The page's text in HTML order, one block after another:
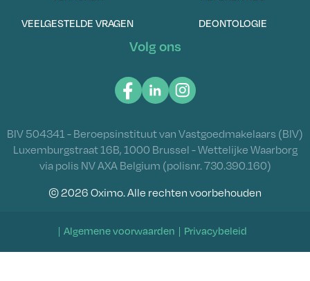
VEELGESTELDE VRAGEN DEONTOLOGIE
Volg ons
BIV 504341 - Beroepsinstituut van Vastgoedmakelaars (BIV)
Luxemburgstraat 16B, 1000 Brussel - Wettelijke Waarborg
via polis NV AXA Belgium (polisnr. 730.390.160)
© 2026 Oximo. Alle rechten voorbehouden
Algemene voorwaarden Privacybeleid